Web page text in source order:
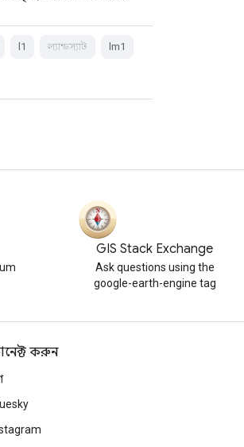
l1 ল্যান্ডস্যাট lm1
GIS Stack Exchange
Ask questions using the
google-earth-engine tag
করুন